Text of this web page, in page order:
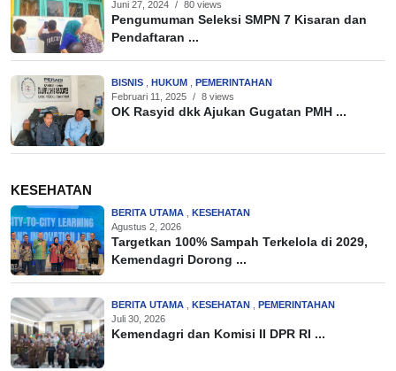
Juni 27, 2024 / 80 views
Pengumuman Seleksi SMPN 7 Kisaran dan
Pendaftaran ...
BISNIS , HUKUM , PEMERINTAHAN
Februari 11, 2025 / 8 views
OK Rasyid dkk Ajukan Gugatan PMH ...
KESEHATAN
BERITA UTAMA
KESEHATAN
Agustus 2, 2026
Targetkan 100% Sampah Terkelola di 2029,
Kemendagri Dorong ...
BERITA UTAMA , KESEHATAN , PEMERINTAHAN
Juli 30, 2026
Kemendagri dan Komisi II DPR RI ...